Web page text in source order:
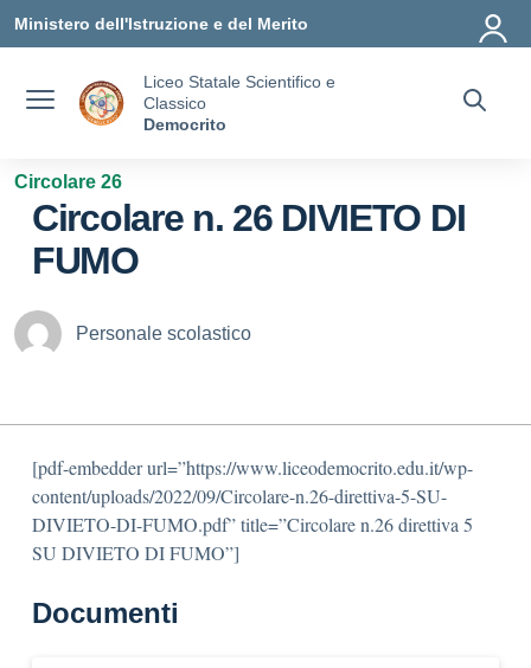
Ministero dell'Istruzione e del Merito
Liceo Statale Scientifico e
Classico
Democrito
Circolare 26
Circolare n. 26 DIVIETO DI
FUMO
Personale scolastico
[pdf-embedder url=”https://www.liceodemocrito.edu.it/wp-
content/uploads/2022/09/Circolare-n.26-direttiva-5-SU-
DIVIETO-DI-FUMO.pdf” title=”Circolare n.26 direttiva 5
SU DIVIETO DI FUMO”]
Documenti